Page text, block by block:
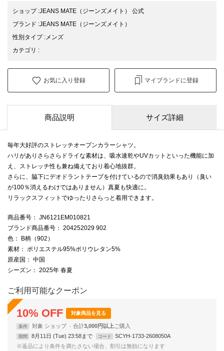
ショップ:JEANS MATE（ジーンズメイト） 公式
ブランド :JEANS MATE （ジーンズメイト）
性別タイプ: メンズ
カテゴリ :
お気に入り登録 マイブランドに登録
商品説明 サイズ詳細
毎年大好評のストレッチオープンカラーシャツ。
ハリがありさらさらドライな素材は、吸水速乾やUVカットといった機能に加
え、ストレッチ性も兼ね備えており着心地抜群。
さらに、脇下にデオドラントテープを付けているので消臭効果もあり（臭い
が100％消えるわけではありません）真夏も快適に。
リラックスフィットでゆったりさらっと着用できます。
商品番号 ： JN6121EM010821
ブランド商品番号 ： 204252029 902
色 ： B柄（902）
素材 ： ポリエステル95%ポリウレタン5%
原産国 ： 中国
シーズン ： 2025年 春夏
ご利用可能なクーポン
10% OFF 対象商品を見る
条件 対象 ショップ 合計3,000円以上
期間 8月11日 (Tue) 23:58まで コード
SCYH-1733-2608050A
※返品により条件を満たさない場合、割引は無効になります